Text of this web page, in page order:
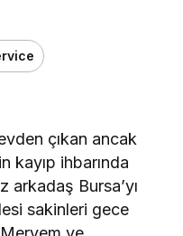
çıkan ancak
kayıp ihbarında
arkadaş Bursa’yı
sakinleri gece